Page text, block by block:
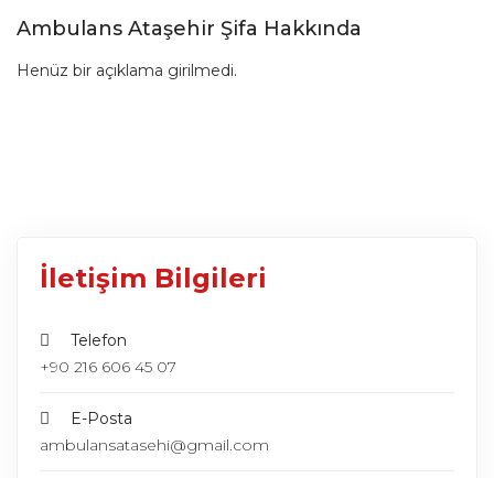
Ambulans Ataşehir Şifa Hakkında
Henüz bir açıklama girilmedi.
İletişim Bilgileri
Telefon
+90 216 606 45 07
E-Posta
ambulansatasehi@gmail.com